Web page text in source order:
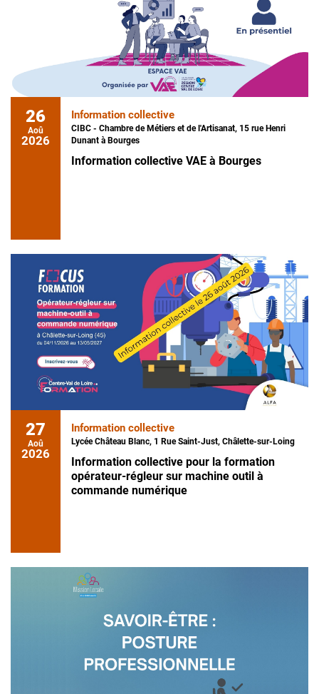
26
Aoû
2026
Information collective
CIBC - Chambre de Métiers et de l'Artisanat, 15 rue Henri
Dunant à Bourges
Information collective VAE à Bourges
27
Aoû
2026
Information collective
Lycée Château Blanc, 1 Rue Saint-Just, Châlette-sur-Loing
Information collective pour la formation
opérateur-régleur sur machine outil à
commande numérique